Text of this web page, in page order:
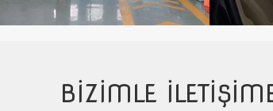
BİZİMLE